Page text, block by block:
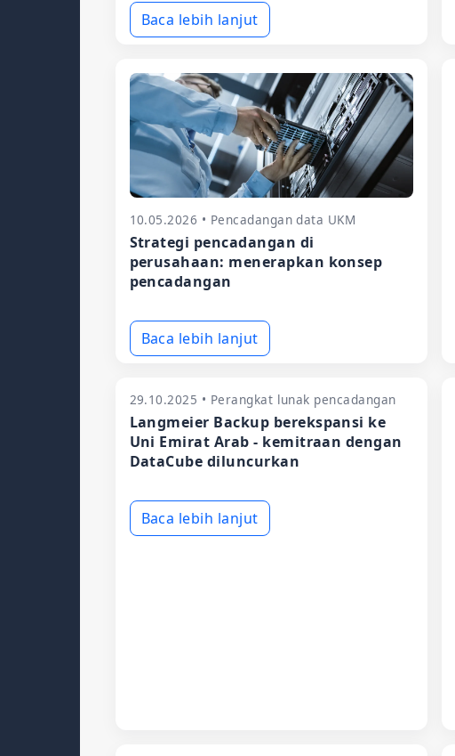
Baca lebih lanjut
10.05.2026 • Pencadangan data UKM
Strategi pencadangan di
perusahaan: menerapkan konsep
pencadangan
Baca lebih lanjut
29.10.2025 • Perangkat lunak pencadangan
Langmeier Backup berekspansi ke
Uni Emirat Arab - kemitraan dengan
DataCube diluncurkan
Baca lebih lanjut